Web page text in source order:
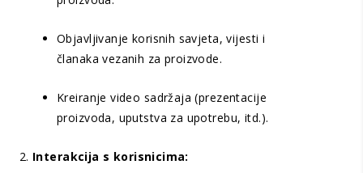
Objavljivanje korisnih savjeta, vijesti i
članaka vezanih za proizvode.
Kreiranje video sadržaja (prezentacije
proizvoda, uputstva za upotrebu, itd.).
Interakcija s korisnicima: